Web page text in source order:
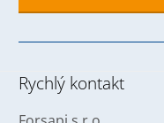
se
nepodařilo
odeslat.
Rychlý kontakt